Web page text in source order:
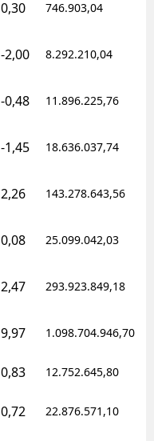
0,30 746.903,04
-2,00 8.292.210,04
-0,48 11.896.225,76
-1,45 18.636.037,74
2,26 143.278.643,56
0,08 25.099.042,03
2,47 293.923.849,18
9,97 1.098.704.946,70
0,83 12.752.645,80
0,72 22.876.571,10